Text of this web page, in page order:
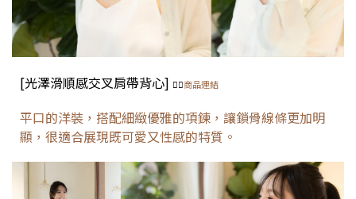
[光澤滑順感交叉肩帶背心] 👈🏻商品連結
平口的洋裝，搭配細緻優雅的項鍊，讓鎖骨線條更加明
顯，很適合展現既可愛又性感的特質。